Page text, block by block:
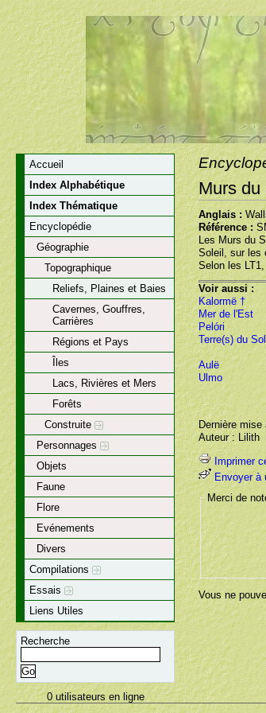
Accueil
Index Alphabétique
Index Thématique
Encyclopédie
Géographie
Topographique
Reliefs, Plaines et Baies
Cavernes, Gouffres,
Carrières
Régions et Pays
Îles
Lacs, Rivières et Mers
Forêts
Construite
Personnages
Objets
Faune
Flore
Evénements
Divers
Compilations
Essais
Liens Utiles
Recherche
0 utilisateurs en ligne
Murs du
Anglais :
Référence :
Les Murs du
Soleil, sur les
Selon les
Voir aussi :
Kalormë †
Mer de l'Est
Pelóri
Terre(s) du
Aulë
Ulmo
Dernière mise
Auteur : Lilith
Imprimer
Envoyer à
Merci de
Vous ne